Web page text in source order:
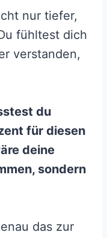
nur tiefer,
fühltest dich
verstanden,
du
für diesen
deine
sondern
das zur